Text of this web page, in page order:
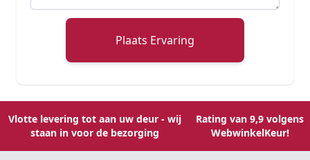
Plaats Ervaring
Vlotte levering tot aan uw deur - wij
staan in voor de bezorging
Rating van 9,9 volgens
WebwinkelKeur!